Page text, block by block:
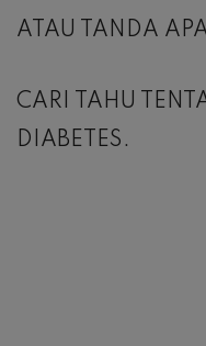
ATAU TANDA
CARI TAHU
DIABETES.